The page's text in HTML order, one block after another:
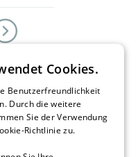
Cookies.
Benutzerfreundlichkeit
Durch die weitere
Sie der Verwendung
Richtlinie zu.